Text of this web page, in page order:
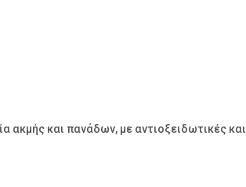
ακμής και πανάδων, με αντιοξειδωτικές και